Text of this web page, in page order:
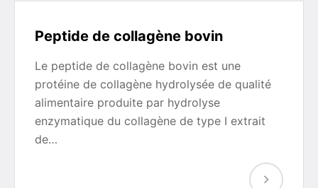
Peptide de collagène bovin
Le peptide de collagène bovin est une
protéine de collagène hydrolysée de qualité
alimentaire produite par hydrolyse
enzymatique du collagène de type I extrait
de…